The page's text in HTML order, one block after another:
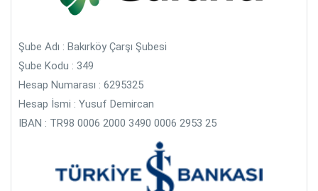
Şube Adı : Bakırköy Çarşı Şubesi
Şube Kodu : 349
Hesap Numarası : 6295325
Hesap İsmi : Yusuf Demircan
IBAN : TR98 0006 2000 3490 0006 2953 25